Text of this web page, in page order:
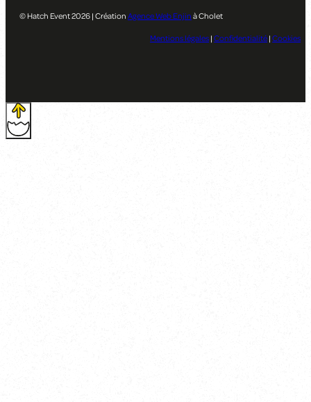
© Hatch Event 2026 | Création Agence Web Enjin à Cholet
Mentions légales |Confidentialité |Cookies